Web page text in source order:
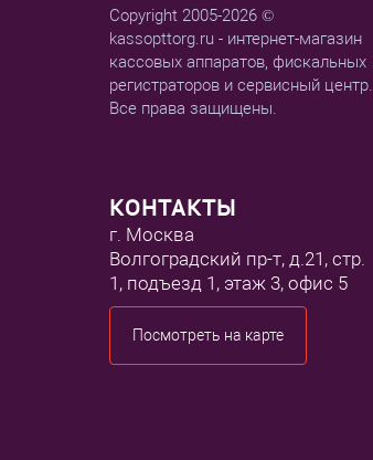
Copyright 2005-2026 ©
kassopttorg.ru - интернет-магазин
кассовых аппаратов, фискальных
регистраторов и сервисный центр.
Все права защищены.
КОНТАКТЫ
г. Москва
Волгоградский пр-т, д.21, стр.
1, подъезд 1, этаж 3, офис 5
Посмотреть на карте